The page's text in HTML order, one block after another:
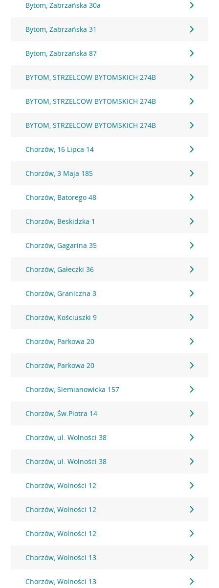
Bytom, Zabrzańska 30a
Bytom, Zabrzańska 31
Bytom, Zabrzańska 87
BYTOM, STRZELCOW BYTOMSKICH 274B
BYTOM, STRZELCOW BYTOMSKICH 274B
BYTOM, STRZELCOW BYTOMSKICH 274B
Chorzów, 16 Lipca 14
Chorzów, 3 Maja 185
Chorzów, Batorego 48
Chorzów, Beskidzka 1
Chorzów, Gagarina 35
Chorzów, Gałeczki 36
Chorzów, Graniczna 3
Chorzów, Kościuszki 9
Chorzów, Parkowa 20
Chorzów, Parkowa 20
Chorzów, Siemianowicka 157
Chorzów, Św.Piotra 14
Chorzów, ul. Wolności 38
Chorzów, ul. Wolności 38
Chorzów, Wolności 12
Chorzów, Wolności 12
Chorzów, Wolności 12
Chorzów, Wolności 13
Chorzów, Wolności 13